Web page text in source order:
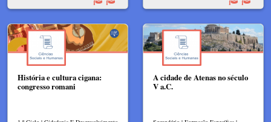
História e cultura cigana:
congresso romani
A cidade de Atenas no século
V a.C.